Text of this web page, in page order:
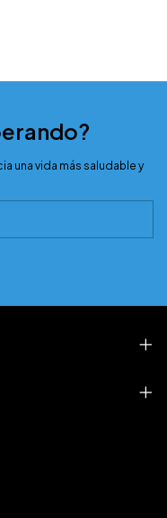
una vida más saludable y